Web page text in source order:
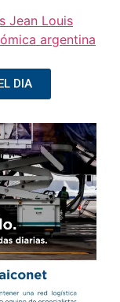
Jean Louis
argentina
DIA